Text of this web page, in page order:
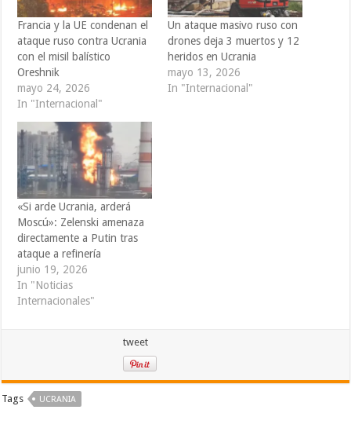
Francia y la UE condenan el
ataque ruso contra Ucrania
con el misil balístico
Oreshnik
mayo 24, 2026
In "Internacional"
Un ataque masivo ruso con
drones deja 3 muertos y 12
heridos en Ucrania
mayo 13, 2026
In "Internacional"
«Si arde Ucrania, arderá
Moscú»: Zelenski amenaza
directamente a Putin tras
ataque a refinería
junio 19, 2026
In "Noticias
Internacionales"
tweet
Tags UCRANIA